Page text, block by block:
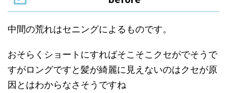
中間の荒れはセニングによるものです。
おそらくショートにすればそこそこクセがでそうで
すがロングですと髪が綺麗に見えないのはクセが原
因とはわからなさそうですね